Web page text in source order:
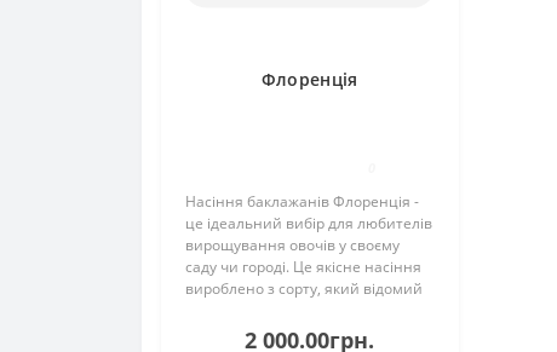
Флоренція
Насіння баклажанів Флоренція -
це ідеальний вибір для любителів
вирощування овочів у своєму
саду чи городі. Це якісне насіння
вироблено з сорту, який відомий
чудовим смаком. Баклажани
2 000.00грн.